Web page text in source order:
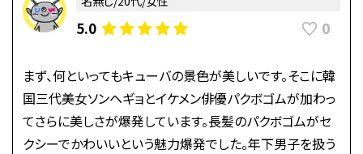
5.0 0
まず、何といってもキューバの景色が美しいです。そこに韓
国三代美女ソンヘギョとイケメン俳優パクボゴムが加わっ
てさらに美しさが爆発しています。長髪のパクボゴムがセ
クシーでかわいいという魅力爆発でした。年下男子を扱う